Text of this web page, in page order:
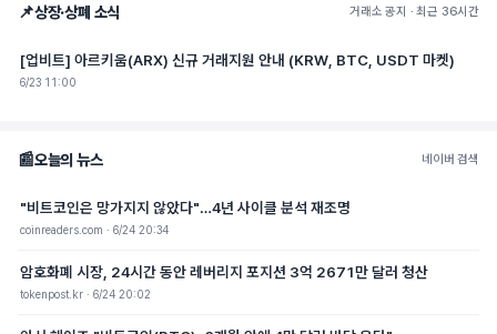
📌상장·상폐 소식 거래소 공지 · 최근 36시간
[업비트] 아르키움(ARX) 신규 거래지원 안내 (KRW, BTC, USDT 마켓)
6/23 11:00
📰오늘의 뉴스 네이버 검색
"비트코인은 망가지지 않았다"…4년 사이클 분석 재조명
coinreaders.com · 6/24 20:34
암호화폐 시장, 24시간 동안 레버리지 포지션 3억 2671만 달러 청산
tokenpost.kr · 6/24 20:02